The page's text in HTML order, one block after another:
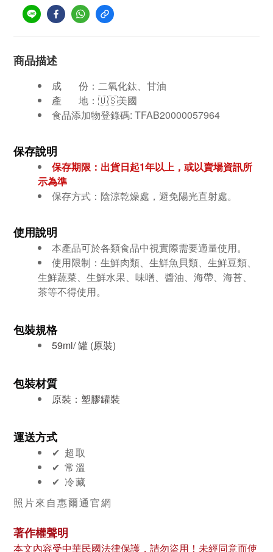
商品描述
成 份： 二氧化鈦、甘油
產 地：🇺🇸美國
食品添加物登錄碼: TFAB20000057964
保存說明
保存期限：出貨日起1年以上，或以賣場資訊所
示為準
保存方式：陰涼乾燥處，避免陽光直射處。
使用說明
本產品可於各類食品中視實際需要適量使用。
使用限制：生鮮肉類、生鮮魚貝類、生鮮豆類、
生鮮蔬菜、生鮮水果、味噌、醬油、海帶、海苔、
茶等不得使用。
包裝規格
59ml/ 罐 (原裝)
包裝材質
原裝：塑膠罐裝
運送方式
✔︎ 超取
✔︎ 常溫
✔︎ 冷藏
照片來自惠爾通官網
著作權聲明
本文內容受中華民國法律保護，請勿盜用！未經同意而使